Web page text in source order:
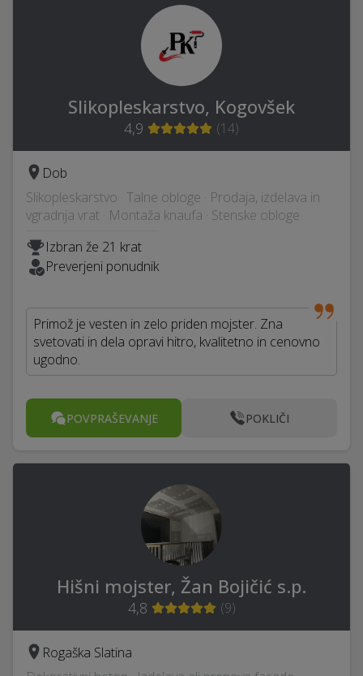
Slikopleskarstvo, Kogovšek
4,9 (14)
Dob
Slikopleskarstvo · Talne obloge · Prodaja, izdelava in
vgradnja vrat · Montaža knaufa · Stenske obloge
Izbran že 21 krat
Preverjeni ponudnik
Primož je vesten in zelo priden mojster. Zna
svetovati in dela opravi hitro, kvalitetno in cenovno
ugodno.
POVPRAŠEVANJE POKLIČI
Hišni mojster, Žan Bojičić s.p.
4,8 (9)
Rogaška Slatina